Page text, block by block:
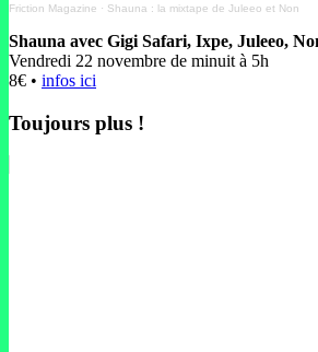
Friction Magazine · Shauna : la mixtape de Juleeo et Non
Shauna avec Gigi Safari, Ixpe, Juleeo,
Vendredi 22 novembre de minuit à 5h
8€ • infos ici
Toujours plus !